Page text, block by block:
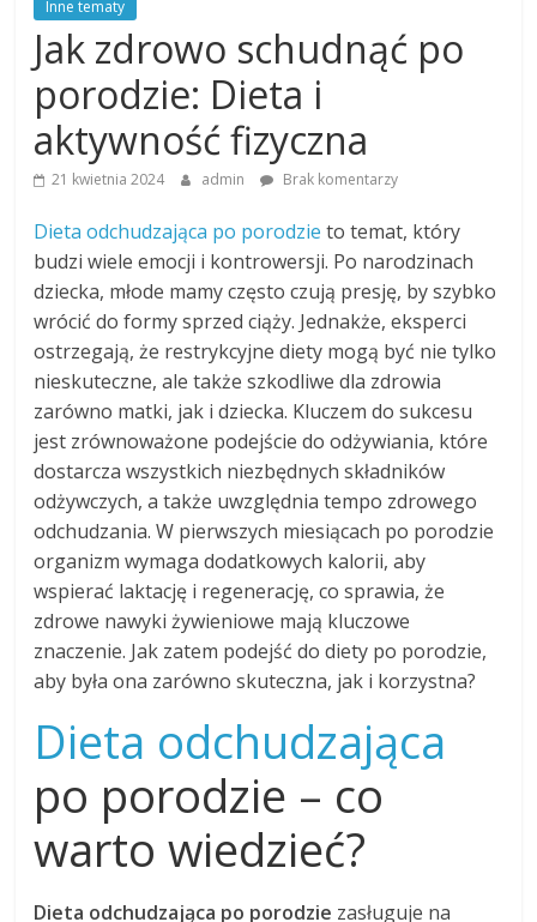
Inne tematy
Jak zdrowo schudnąć po
porodzie: Dieta i
aktywność fizyczna
21 kwietnia 2024 admin Brak komentarzy
Dieta odchudzająca po porodzie to temat, który
budzi wiele emocji i kontrowersji. Po narodzinach
dziecka, młode mamy często czują presję, by szybko
wrócić do formy sprzed ciąży. Jednakże, eksperci
ostrzegają, że restrykcyjne diety mogą być nie tylko
nieskuteczne, ale także szkodliwe dla zdrowia
zarówno matki, jak i dziecka. Kluczem do sukcesu
jest zrównoważone podejście do odżywiania, które
dostarcza wszystkich niezbędnych składników
odżywczych, a także uwzględnia tempo zdrowego
odchudzania. W pierwszych miesiącach po porodzie
organizm wymaga dodatkowych kalorii, aby
wspierać laktację i regenerację, co sprawia, że
zdrowe nawyki żywieniowe mają kluczowe
znaczenie. Jak zatem podejść do diety po porodzie,
aby była ona zarówno skuteczna, jak i korzystna?
Dieta odchudzająca
po porodzie – co
warto wiedzieć?
Dieta odchudzająca po porodzie zasługuje na